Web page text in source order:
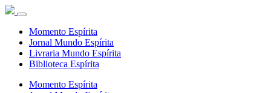
Momento Espírita
Jornal Mundo Espírita
Livraria Mundo Espírita
Biblioteca Espírita
Momento Espírita